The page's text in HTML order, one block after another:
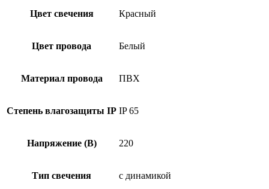
Цвет свечения Красный
Цвет провода Белый
Материал провода ПВХ
Степень влагозащиты IP IP 65
Напряжение (В) 220
Тип свечения с динамикой